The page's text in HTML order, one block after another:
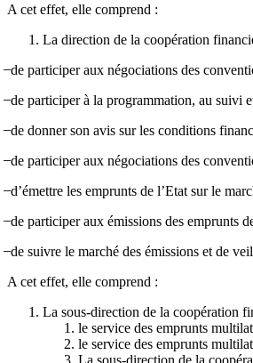
A cet effet, elle comprend :
La direction de la coopération
de participer aux négociations des
de participer à la programmation, au suivi
de donner son avis sur les conditions
de participer aux négociations des
d’émettre les emprunts de l’Etat sur le
de participer aux émissions des emprunts
de suivre le marché des émissions et de
A cet effet, elle comprend :
La sous-direction de la coopération
le service des emprunts
le service des emprunts
La sous-direction de la